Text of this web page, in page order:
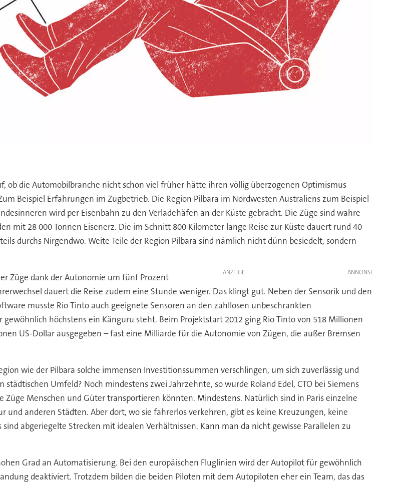
ob die Automobilbranche nicht schon viel früher hätte ihren völlig überzogenen Optimismus
Beispiel Erfahrungen im Zugbetrieb. Die Region Pilbara im Nordwesten Australiens zum Beispiel
wird per Eisenbahn zu den Verladehäfen an der Küste gebracht. Die Züge sind wahre
mit 28 000 Tonnen Eisenerz. Die im Schnitt 800 Kilometer lange Reise zur Küste dauert rund 40
durchs Nirgendwo. Weite Teile der Region Pilbara sind nämlich nicht dünn besiedelt, sondern
ANZEIGE
Züge dank der Autonomie um fünf Prozent
dauert die Reise zudem eine Stunde weniger. Das klingt gut. Neben der Sensorik und den
musste Rio Tinto auch geeignete Sensoren an den zahllosen unbeschrankten
höchstens ein Känguru steht. Beim Projektstart 2012 ging Rio Tinto von 518 Millionen
US-Dollar ausgegeben – fast eine Milliarde für die Autonomie von Zügen, die außer Bremsen
wie der Pilbara solche immensen Investitionssummen verschlingen, um sich zuverlässig und
Umfeld? Noch mindestens zwei Jahrzehnte, so wurde Roland Edel, CTO bei Siemens
Züge Menschen und Güter transportieren könnten. Mindestens. Natürlich sind in Paris einzelne
anderen Städten. Aber dort, wo sie fahrerlos verkehren, gibt es keine Kreuzungen, keine
abgeriegelte Strecken mit idealen Verhältnissen. Kann man da nicht gewisse Parallelen zu
Grad an Automatisierung. Bei den europäischen Fluglinien wird der Autopilot für gewöhnlich
deaktiviert. Trotzdem bilden die beiden Piloten mit dem Autopiloten eher ein Team, das das